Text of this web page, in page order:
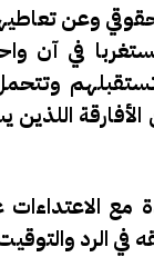
وعن
في آن
تستقبلهم
الأفارقة
الرد